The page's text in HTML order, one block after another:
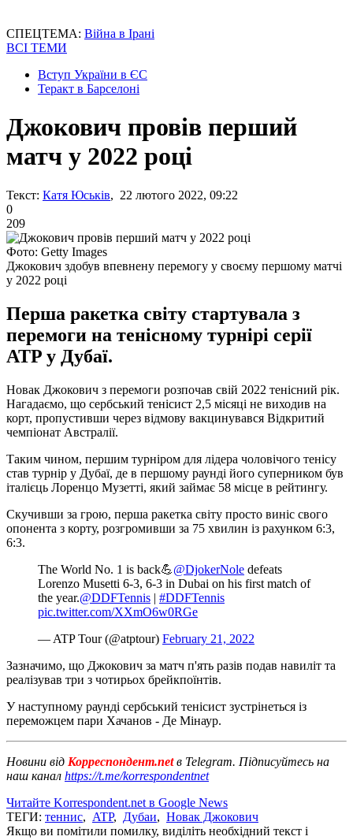
СПЕЦТЕМА: Війна в Ірані
ВСІ ТЕМИ
Вступ України в ЄС
Теракт в Барселоні
Джокович провів перший
матч у 2022 році
Текст: Катя Юськів, 22 лютого 2022, 09:22
0
209
Фото: Getty Images
Джокович здобув впевнену перемогу у своєму першому матчі
у 2022 році
Перша ракетка світу стартувала з
перемоги на тенісному турнірі серії
ATP у Дубаї.
Новак Джокович з перемоги розпочав свій 2022 тенісний рік.
Нагадаємо, що сербський тенісист 2,5 місяці не виходив на
корт, пропустивши через відмову вакцинувався Відкритий
чемпіонат Австралії.
Таким чином, першим турніром для лідера чоловічого тенісу
став турнір у Дубаї, де в першому раунді його суперником був
італієць Лоренцо Музетті, який займає 58 місце в рейтингу.
Скучивши за грою, перша ракетка світу просто виніс свого
опонента з корту, розгромивши за 75 хвилин із рахунком 6:3,
6:3.
The World No. 1 is back💪@DjokerNole defeats
Lorenzo Musetti 6-3, 6-3 in Dubai on his first match of
the year.@DDFTennis | #DDFTennis
pic.twitter.com/XXmO6w0RGe
— ATP Tour (@atptour) February 21, 2022
Зазначимо, що Джокович за матч п'ять разів подав навиліт та
реалізував три з чотирьох брейкпоїнтів.
У наступному раунді сербський тенісист зустрінеться із
переможцем пари Хачанов - Де Мінаур.
Новини від Корреспондент.netв Telegram. Підписуйтесь на
наш канал https://t.me/korrespondentnet
Читайте Korrespondent.net в Google News
ТЕГИ: теннис, ATP, Дубаи, Новак Джокович
Якщо ви помітили помилку, виділіть необхідний текст і